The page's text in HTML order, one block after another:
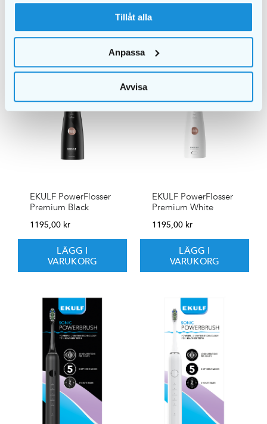
Tillåt alla
Anpassa
Avvisa
LÄGG I LÄGG I
EKULF PowerFlosser
Premium Black
1195,00 kr
LÄGG I
VARUKORG
EKULF PowerFlosser
Premium White
1195,00 kr
LÄGG I
VARUKORG